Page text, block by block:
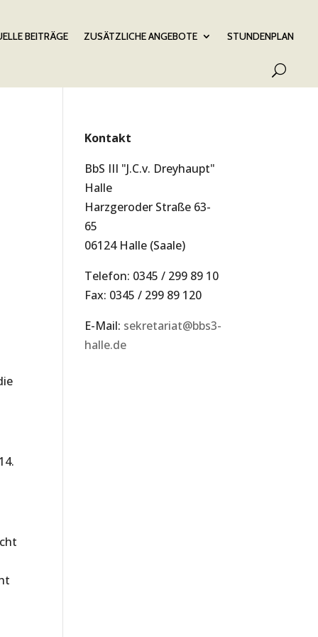
BEITRÄGE ZUSÄTZLICHE ANGEBOTE STUNDENPLAN
Kontakt
BbS III "J.C.v. Dreyhaupt"
Halle
Harzgeroder Straße 63-
65
06124 Halle (Saale)
Telefon: 0345 / 299 89 10
Fax: 0345 / 299 89 120
E-Mail: sekretariat@bbs3-
halle.de